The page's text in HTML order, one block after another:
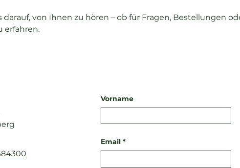
darauf, von Ihnen zu hören – ob für Fragen, Bestellungen
erfahren.
Vorname
Email